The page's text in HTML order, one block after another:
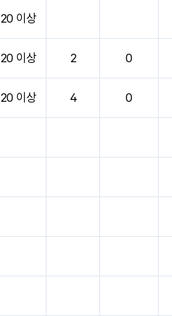
20 이상
20 이상 2 0
20 이상 4 0